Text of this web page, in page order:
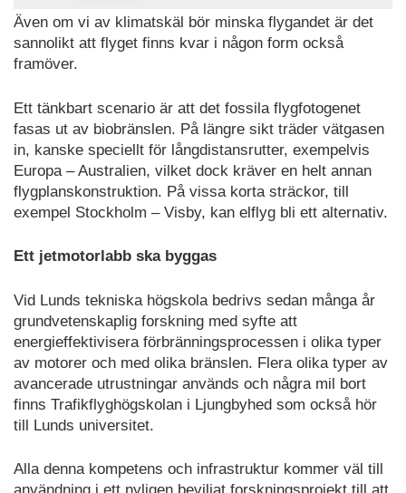
Även om vi av klimatskäl bör minska flygandet är det
sannolikt att flyget finns kvar i någon form också
framöver.
Ett tänkbart scenario är att det fossila flygfotogenet
fasas ut av biobränslen. På längre sikt träder vätgasen
in, kanske speciellt för långdistansrutter, exempelvis
Europa – Australien, vilket dock kräver en helt annan
flygplanskonstruktion. På vissa korta sträckor, till
exempel Stockholm – Visby, kan elflyg bli ett alternativ.
Ett jetmotorlabb ska byggas
Vid Lunds tekniska högskola bedrivs sedan många år
grundvetenskaplig forskning med syfte att
energieffektivisera förbränningsprocessen i olika typer
av motorer och med olika bränslen. Flera olika typer av
avancerade utrustningar används och några mil bort
finns Trafikflyghögskolan i Ljungbyhed som också hör
till Lunds universitet.
Alla denna kompetens och infrastruktur kommer väl till